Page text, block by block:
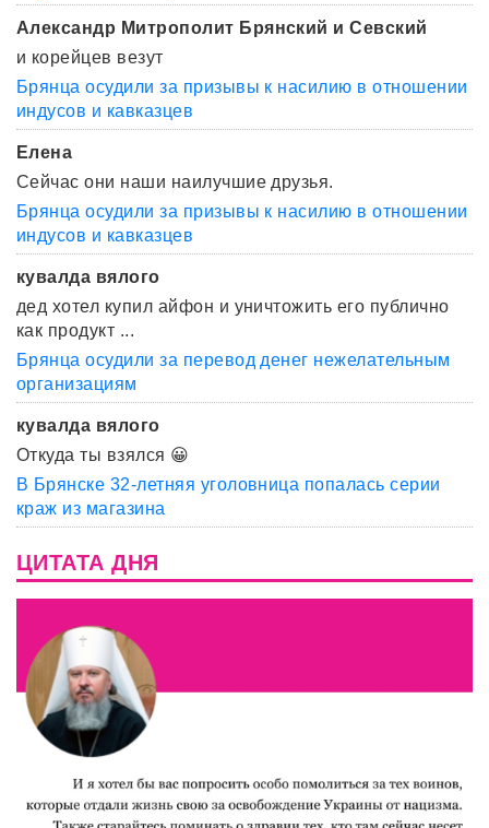
Александр Митрополит Брянский и Севский
и корейцев везут
Брянца осудили за призывы к насилию в отношении
индусов и кавказцев
Елена
Сейчас они наши наилучшие друзья.
Брянца осудили за призывы к насилию в отношении
индусов и кавказцев
кувалда вялого
дед хотел купил айфон и уничтожить его публично
как продукт ...
Брянца осудили за перевод денег нежелательным
организациям
кувалда вялого
Откуда ты взялся 😀
В Брянске 32-летняя уголовница попалась серии
краж из магазина
ЦИТАТА ДНЯ